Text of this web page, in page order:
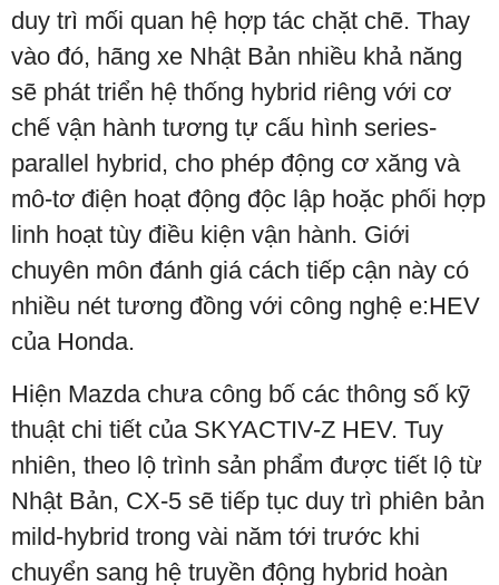
duy trì mối quan hệ hợp tác chặt chẽ. Thay
vào đó, hãng xe Nhật Bản nhiều khả năng
sẽ phát triển hệ thống hybrid riêng với cơ
chế vận hành tương tự cấu hình series-
parallel hybrid, cho phép động cơ xăng và
mô-tơ điện hoạt động độc lập hoặc phối hợp
linh hoạt tùy điều kiện vận hành. Giới
chuyên môn đánh giá cách tiếp cận này có
nhiều nét tương đồng với công nghệ e:HEV
của Honda.
Hiện Mazda chưa công bố các thông số kỹ
thuật chi tiết của SKYACTIV-Z HEV. Tuy
nhiên, theo lộ trình sản phẩm được tiết lộ từ
Nhật Bản, CX-5 sẽ tiếp tục duy trì phiên bản
mild-hybrid trong vài năm tới trước khi
chuyển sang hệ truyền động hybrid hoàn